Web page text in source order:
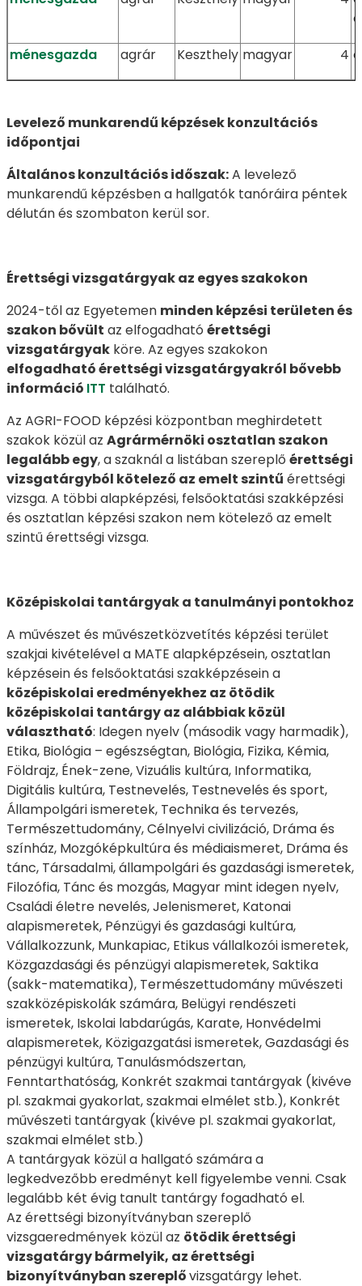
ménesgazda
agrár Keszthely magyar 4
Levelező munkarendű képzések konzultációs
időpontjai
Általános konzultációs időszak:A levelező
munkarendű képzésben a hallgatók tanóráira péntek
délután és szombaton kerül sor.
Érettségi vizsgatárgyak az egyes szakokon
2024-től az Egyetemen minden képzési területen és
szakon bővült az elfogadható érettségi
vizsgatárgyak köre. Az egyes szakokon
elfogadható érettségi vizsgatárgyakról bővebb
információ ITT található.
Az AGRI-FOOD képzési központban meghirdetett
szakok közül az Agrármérnöki osztatlan szakon
legalább egy, a szaknál a listában szereplő érettségi
vizsgatárgyból kötelező az emelt szintű érettségi
vizsga. A többi alapképzési, felsőoktatási szakképzési
és osztatlan képzési szakon nem kötelező az emelt
szintű érettségi vizsga.
Középiskolai tantárgyak a tanulmányi pontokhoz
A művészet és művészetközvetítés képzési terület
szakjai kivételével a MATE alapképzésein, osztatlan
képzésein és felsőoktatási szakképzésein a
középiskolai eredményekhez az ötödik
középiskolai tantárgy az alábbiak közül
választható: Idegen nyelv (második vagy harmadik),
Etika, Biológia – egészségtan, Biológia, Fizika, Kémia,
Földrajz, Ének-zene, Vizuális kultúra, Informatika,
Digitális kultúra, Testnevelés, Testnevelés és sport,
Állampolgári ismeretek, Technika és tervezés,
Természettudomány, Célnyelvi civilizáció, Dráma és
színház, Mozgóképkultúra és médiaismeret, Dráma és
tánc, Társadalmi, állampolgári és gazdasági ismeretek,
Filozófia, Tánc és mozgás, Magyar mint idegen nyelv,
Családi életre nevelés, Jelenismeret, Katonai
alapismeretek, Pénzügyi és gazdasági kultúra,
Vállalkozzunk, Munkapiac, Etikus vállalkozói ismeretek,
Közgazdasági és pénzügyi alapismeretek, Saktika
(sakk-matematika), Természettudomány művészeti
szakközépiskolák számára, Belügyi rendészeti
ismeretek, Iskolai labdarúgás, Karate, Honvédelmi
alapismeretek, Közigazgatási ismeretek, Gazdasági és
pénzügyi kultúra, Tanulásmódszertan,
Fenntarthatóság, Konkrét szakmai tantárgyak (kivéve
pl. szakmai gyakorlat, szakmai elmélet stb.), Konkrét
művészeti tantárgyak (kivéve pl. szakmai gyakorlat,
szakmai elmélet stb.)
A tantárgyak közül a hallgató számára a
legkedvezőbb eredményt kell figyelembe venni. Csak
legalább két évig tanult tantárgy fogadható el.
Az érettségi bizonyítványban szereplő
vizsgaeredmények közül az ötödik érettségi
vizsgatárgy bármelyik, az érettségi
bizonyítványban szereplővizsgatárgy lehet.